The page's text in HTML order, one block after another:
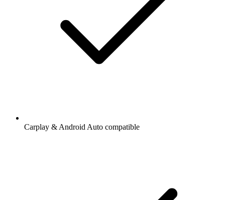
Carplay & Android Auto compatible